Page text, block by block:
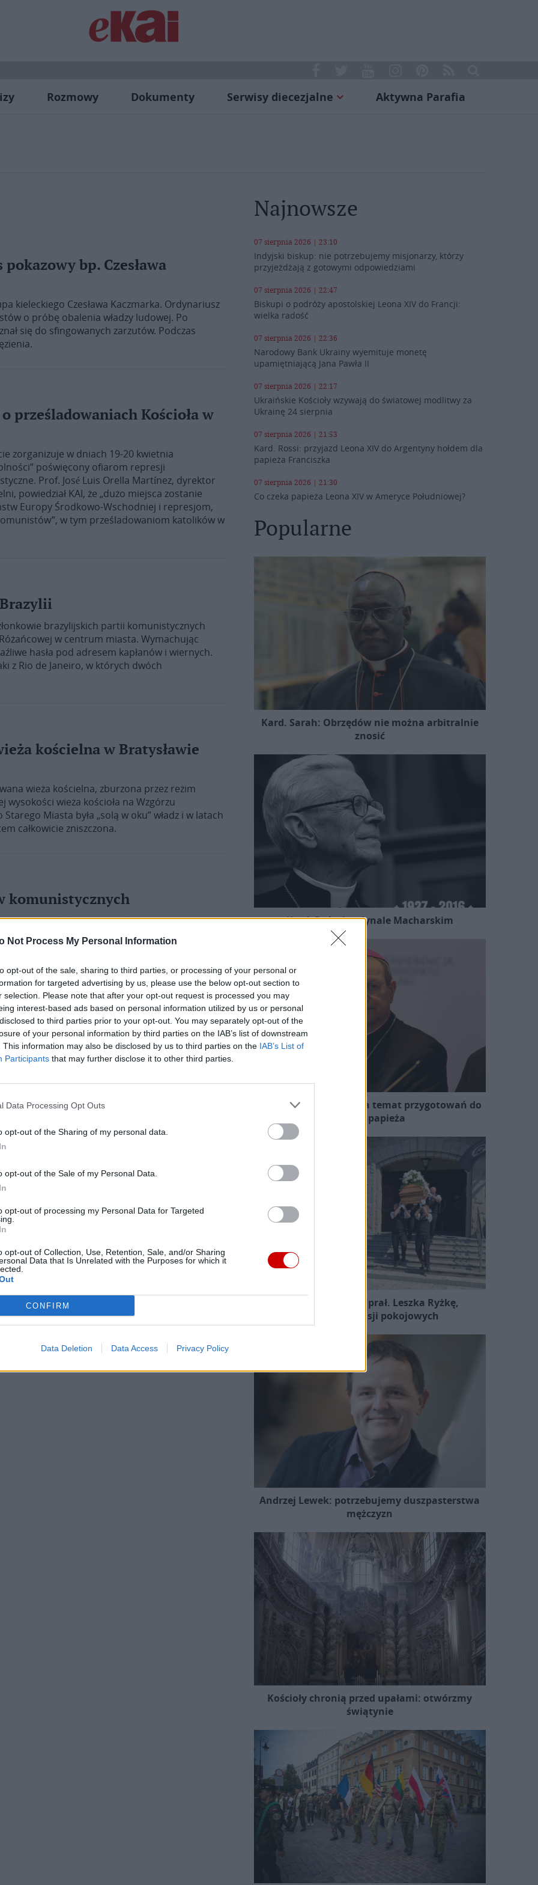
Not Process My Personal Information
opt-out of the sale, sharing to third parties, or processing of your personal or
for targeted advertising by us, please use the below opt-out section to
selection. Please note that after your opt-out request is processed you may
interest-based ads based on personal information utilized by us or personal
to third parties prior to your opt-out. You may separately opt-out of the
of your personal information by third parties on the IAB’s list of downstream
This information may also be disclosed by us to third parties on the IAB’s List of
Participants that may further disclose it to other third parties.
Data Processing Opt Outs
opt-out of the Sharing of my personal data.
opt-out of the Sale of my Personal Data.
opt-out of processing my Personal Data for Targeted
opt-out of Collection, Use, Retention, Sale, and/or Sharing
Data that Is Unrelated with the Purposes for which it
CONFIRM
Data Deletion Data Access Privacy Policy
Rozmowy Dokumenty Serwisy diecezjalne Aktywna Parafia
bp. Czesława
kieleckiego Czesława Kaczmarka. Ordynariusz
o próbę obalenia władzy ludowej. Po
się do sfingowanych zarzutów. Podczas
prześladowaniach Kościoła w
zorganizuje w dniach 19-20 kwietnia
poświęcony ofiarom represji
Prof. José Luis Orella Martínez, dyrektor
powiedział KAI, że „dużo miejsca zostanie
Europy Środkowo-Wschodniej i represjom,
w tym prześladowaniom katolików w
brazylijskich partii komunistycznych
w centrum miasta. Wymachując
hasła pod adresem kapłanów i wiernych.
z Rio de Janeiro, w których dwóch
kościelna w Bratysławie
wieża kościelna, zburzona przez reżim
wysokości wieża kościoła na Wzgórzu
Miasta była „solą w oku” władz i w latach
całkowicie zniszczona.
komunistycznych
jezuita, który w czasie komunistycznych
biskupie – miał wówczas zaledwie 30 lat. O
Romano”. Urodził się 19 maja 1925
w Lewoczy. W wieku 18 lat wstąpił […]
żłóbka
przeciwko nakazanemu przez władze
Według naocznych świadków kościół
18 grudnia azjatycka agencja
na terenie, który nie należy do kościoła. Z
że grunt należy do […]
Najnowsze
07 sierpnia 2026 | 23:10
Indyjski biskup: nie potrzebujemy misjonarzy, którzy
przyjeżdżają z gotowymi odpowiedziami
07 sierpnia 2026 | 22:47
Biskupi o podróży apostolskiej Leona XIV do Francji:
wielka radość
07 sierpnia 2026 | 22:36
Narodowy Bank Ukrainy wyemituje monetę
upamiętniającą Jana Pawła II
07 sierpnia 2026 | 22:17
Ukraińskie Kościoły wzywają do światowej modlitwy za
Ukrainę 24 sierpnia
07 sierpnia 2026 | 21:53
Kard. Rossi: przyjazd Leona XIV do Argentyny hołdem dla
papieża Franciszka
07 sierpnia 2026 | 21:30
Co czeka papieża Leona XIV w Ameryce Południowej?
Popularne
Kard. Sarah: Obrzędów nie można arbitralnie
znosić
Kard. Ryś o kardynale Macharskim
Przewodniczący KEP na temat przygotowań do
wizyty papieża
Pożegnano śp. ks. prał. Leszka Ryżkę,
uczestnika misji pokojowych
Andrzej Lewek: potrzebujemy duszpasterstwa
mężczyzn
Kościoły chronią przed upałami: otwórzmy
świątynie